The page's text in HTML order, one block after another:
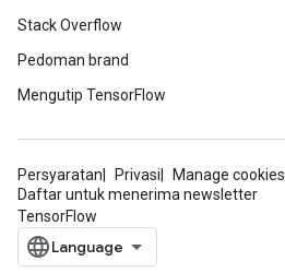
Stack Overflow
Pedoman brand
Mengutip TensorFlow
Persyaratan Privasi
Manage cookies
Daftar untuk menerima newsletter
TensorFlow